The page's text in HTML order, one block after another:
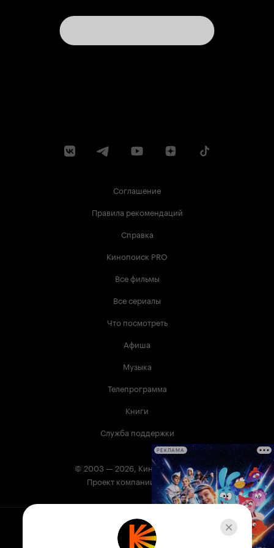
Соглашение
Правила рекомендаций
Справка
Кинопоиск PRO
Все фильмы
Все сериалы
Что посмотреть
Афиша
Музыка
Телепрограмма
Книги
Служба поддержки
© 2003 — 2026, Кинопоиск 18+
Проект компании
Сервис Кинопоиск может содержать информацию,
не предназначенную для несовершеннолетних.
РЕКЛАМА